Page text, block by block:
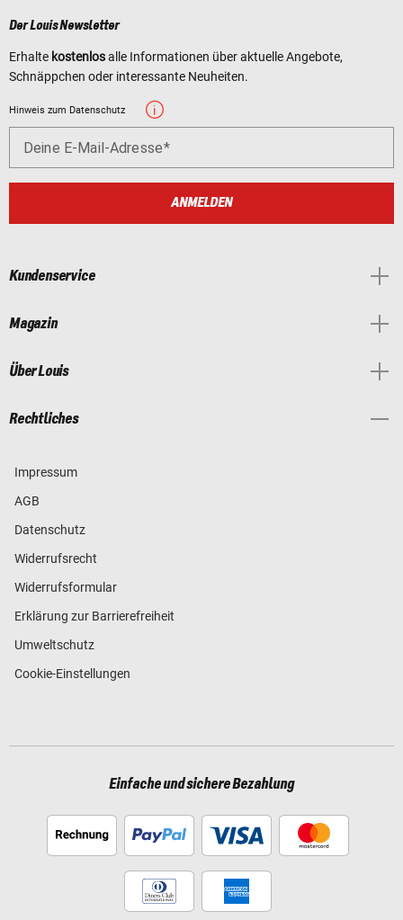
Der Louis Newsletter
Erhalte kostenlosalle Informationen über aktuelle Angebote,
Schnäppchen oder interessante Neuheiten.
Hinweis zum Datenschutz
Deine E-Mail-Adresse
ANMELDEN
Kundenservice
Magazin
Über Louis
Rechtliches
Impressum
AGB
Datenschutz
Widerrufsrecht
Widerrufsformular
Erklärung zur Barrierefreiheit
Umweltschutz
Cookie-Einstellungen
Einfache und sichere Bezahlung